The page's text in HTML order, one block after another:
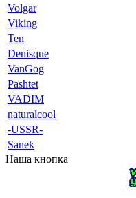
Volgar
Viking
Ten
Denisque
VanGog
Pashtet
VADIM
naturalcool
-USSR-
Sanek
Наша кнопка